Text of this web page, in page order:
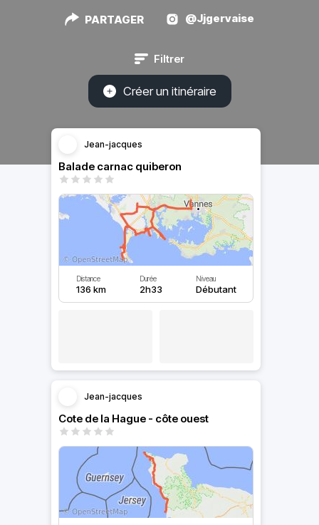
PARTAGER @Jjgervaise
Filtrer
Créer un itinéraire
Jean-jacques
Balade carnac quiberon
Distance
136 km
Durée
2h33
Niveau
Débutant
Jean-jacques
Cote de la Hague - côte ouest